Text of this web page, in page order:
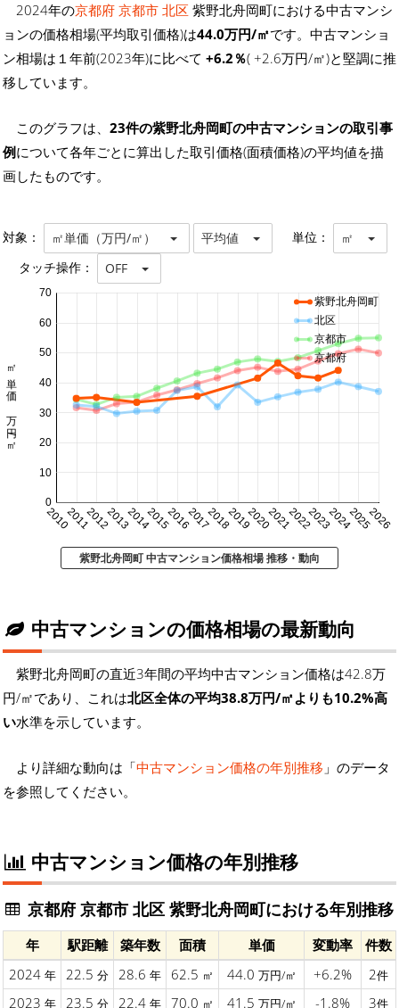
2024年の京都府 京都市 北区 紫野北舟岡町における中古マンシ
ョンの価格相場(平均取引価格)は44.0万円/㎡です。中古マンショ
ン相場は１年前(2023年)に比べて +6.2％( +2.6万円/㎡)と堅調に推
移しています。
このグラフは、 23件の紫野北舟岡町の中古マンションの取引事
例について各年ごとに算出した取引価格(面積価格)の平均値を描
画したものです。
対象： ㎡単価（万円/㎡） 平均値 単位： ㎡
タッチ操作： OFF
20102011201220132014201520162017201820192020202120222023202420252026
0
10
20
30
40
50
60
70
㎡単価 万円/㎡
紫野北舟岡町
北区
京都市
京都府
紫野北舟岡町 中古マンション価格相場 推移・動向
中古マンションの価格相場の最新動向
紫野北舟岡町の直近3年間の平均中古マンション価格は42.8万
円/㎡であり、これは北区全体の平均38.8万円/㎡よりも10.2%高
い水準を示しています。
より詳細な動向は「中古マンション価格の年別推移 」のデータ
を参照してください。
中古マンション価格の年別推移
京都府 京都市 北区 紫野北舟岡町における年別推移
年 駅距離 築年数 面積 単価 変動率
件数
2024 年 22.5 分 28.6 年 62.5 ㎡ 44.0 万円/㎡ +6.2% 2件
2023 年 23.5 分 22.4 年 70.0 ㎡ 41.5 万円/㎡ -1.8% 3件